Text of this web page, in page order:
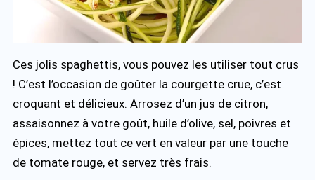
Ces jolis spaghettis, vous pouvez les utiliser tout crus
! C’est l’occasion de goûter la courgette crue, c’est
croquant et délicieux. Arrosez d’un jus de citron,
assaisonnez à votre goût, huile d’olive, sel, poivres et
épices, mettez tout ce vert en valeur par une touche
de tomate rouge, et servez très frais.